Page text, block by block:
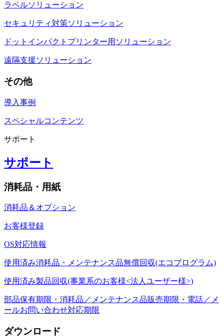
ラベルソリューション
セキュリティ対策ソリューション
ドットインパクトプリンター用ソリューション
遠隔支援ソリューション
その他
導入事例
スペシャルコンテンツ
サポート
サポート
消耗品・用紙
消耗品＆オプション
お客様登録
OS対応情報
使用済み消耗品・メンテナンス品無償回収(エコプログラム)
使用済み製品回収(事業系のお客様<法人ユーザー様>)
部品保有期限・消耗品／メンテナンス品販売期限・電話／メ
ールお問い合わせ対応期限
ダウンロード